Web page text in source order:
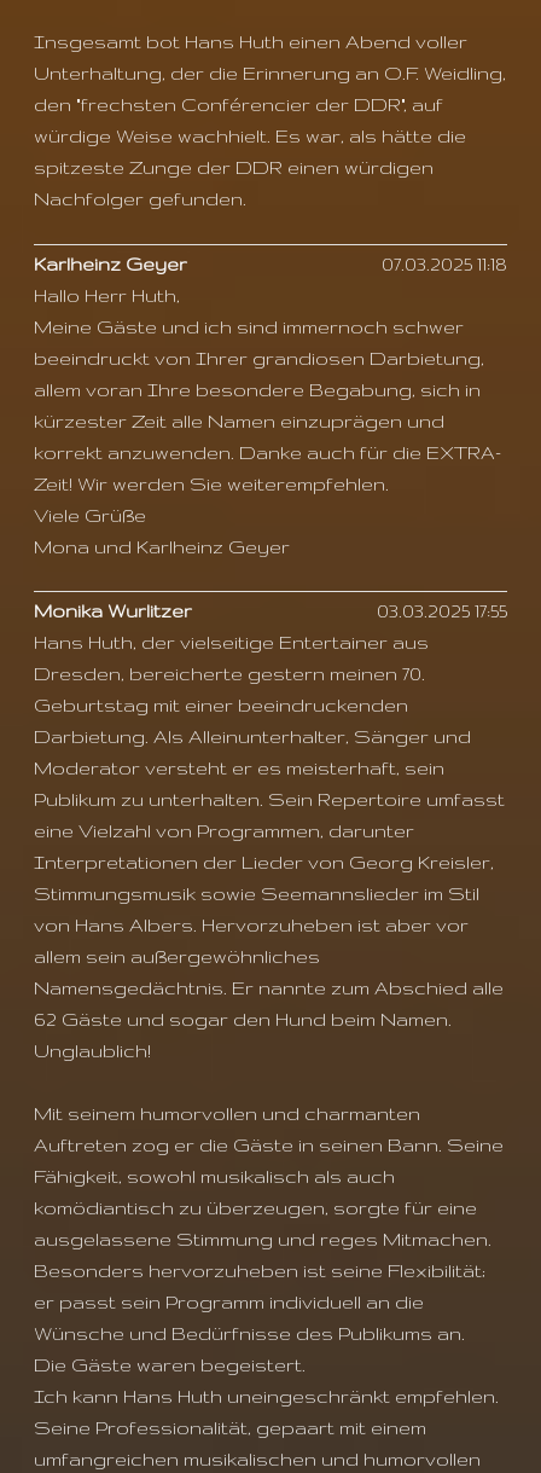
Insgesamt bot Hans Huth einen Abend voller
Unterhaltung, der die Erinnerung an O.F. Weidling,
den "frechsten Conférencier der DDR", auf
würdige Weise wachhielt. Es war, als hätte die
spitzeste Zunge der DDR einen würdigen
Nachfolger gefunden.
Karlheinz Geyer
07.03.2025 11:18
Hallo Herr Huth,
Meine Gäste und ich sind immernoch schwer
beeindruckt von Ihrer grandiosen Darbietung,
allem voran Ihre besondere Begabung, sich in
kürzester Zeit alle Namen einzuprägen und
korrekt anzuwenden. Danke auch für die EXTRA-
Zeit! Wir werden Sie weiterempfehlen.
Viele Grüße
Mona und Karlheinz Geyer
Monika Wurlitzer
03.03.2025 17:55
Hans Huth, der vielseitige Entertainer aus
Dresden, bereicherte gestern meinen 70.
Geburtstag mit einer beeindruckenden
Darbietung. Als Alleinunterhalter, Sänger und
Moderator versteht er es meisterhaft, sein
Publikum zu unterhalten. Sein Repertoire umfasst
eine Vielzahl von Programmen, darunter
Interpretationen der Lieder von Georg Kreisler,
Stimmungsmusik sowie Seemannslieder im Stil
von Hans Albers. Hervorzuheben ist aber vor
allem sein außergewöhnliches
Namensgedächtnis. Er nannte zum Abschied alle
62 Gäste und sogar den Hund beim Namen.
Unglaublich!
Mit seinem humorvollen und charmanten
Auftreten zog er die Gäste in seinen Bann. Seine
Fähigkeit, sowohl musikalisch als auch
komödiantisch zu überzeugen, sorgte für eine
ausgelassene Stimmung und reges Mitmachen.
Besonders hervorzuheben ist seine Flexibilität;
er passt sein Programm individuell an die
Wünsche und Bedürfnisse des Publikums an.
Die Gäste waren begeistert.
Ich kann Hans Huth uneingeschränkt empfehlen.
Seine Professionalität, gepaart mit einem
umfangreichen musikalischen und humorvollen